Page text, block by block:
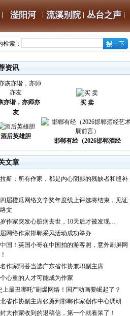
滏阳河 流溪别院 丛台之声
检索：
资讯
亦谐，亦师亦
友
买 卖
酒后英雄胆
邯郸有经（2026邯郸酒经
文章
斯：所有作家，都是内心阴影的残缺者和缝补
届橙瓜网络文学奖年度线上评选将结束，见证·
文
作家突发心脏病去世，10天后才被发现…
网络作家邯郸采风活动成功举办
国！英国小哥在中国拍的游客照，意外刷屏网
作家阿菩当选广东省作协兼职副主席
心重的人才可能成为作家
上最丑哪吒”刷爆网络！国产动画要崛起了？
省作协副主席张勇到邯郸作家创作中心调研
大作家收到的退稿信，第一个就看呆了！